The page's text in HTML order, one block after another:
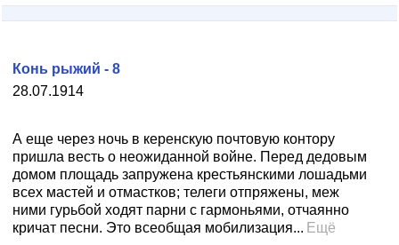
28.07.1914
Конь рыжий - 8
А еще через ночь в керенскую почтовую контору
пришла весть о неожиданной войне. Перед дедовым
до­мом площадь запружена крестьянскими лошадьми
всех мастей и отмастков; телеги отпряжены, меж
ними гурь­бой ходят парни с гармоньями, отчаянно
кричат песни. Это всеобщая мобилизация... Ещё